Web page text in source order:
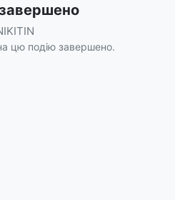
цю подію завершено.